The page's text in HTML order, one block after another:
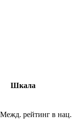
Шкала
рейтинг в нац.